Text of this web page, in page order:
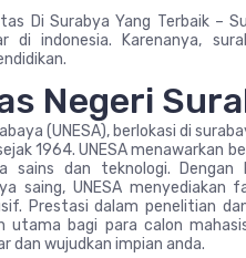
Di Surabya Yang Terbaik –
di indonesia. Karenanya,
Negeri
(UNESA), berlokasi di
1964. UNESA menawarkan
sains dan teknologi.
saing, UNESA menyediakan
Prestasi dalam penelitian
utama bagi para calon
dan wujudkan impian anda.